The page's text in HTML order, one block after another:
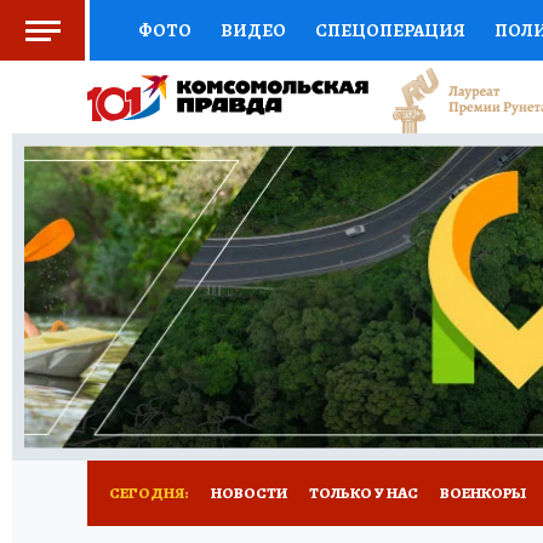
ФОТО ВИДЕО СПЕЦОПЕРАЦИЯ
СОЦПОДДЕРЖКА НАУКА СПЕЦПРОЕКТЫ
НАЦИОНАЛЬНЫЕ ПРОЕКТЫ РОССИИ
ЖЕНСКИЕ СЕКРЕТЫ ПУТЕВОДИТЕЛЬ
ДЕФИЦИТ ЖЕЛЕЗА ПРЕСС-ЦЕНТР
РЕКЛАМА ТЕСТЫ НОВОЕ НА САЙТЕ
СЕГОДНЯ: НОВОСТИ ТОЛЬКО У НАС ВОЕНКОРЫ